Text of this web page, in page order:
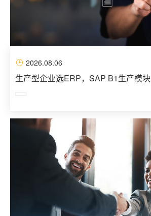
2026.08.06
生产型企业选ERP，SAP B1生产模块